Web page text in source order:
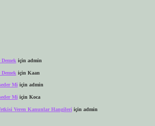
için admin
için Kaan
Miiçin admin
Mi için Koca
Veren Kanunlar Hangileri için admin